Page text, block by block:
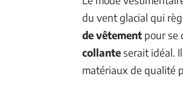
du vent glacial qui
de vêtement pour se
collanteserait idéal.
matériaux de qualité